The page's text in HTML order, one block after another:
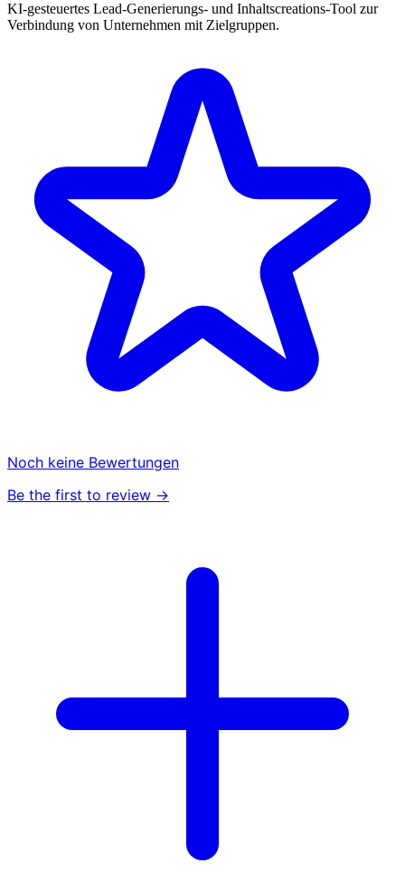
KI-gesteuertes Lead-Generierungs- und Inhaltscreations-Tool zur
Verbindung von Unternehmen mit Zielgruppen.
Noch keine Bewertungen
Be the first to review →